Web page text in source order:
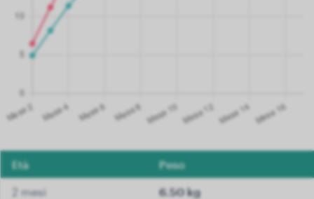
Età Peso
2 mesi 6.50 kg